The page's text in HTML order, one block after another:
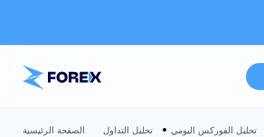
الصفحة الرئيسية تحليل التداول تحليل الفوركس اليومي